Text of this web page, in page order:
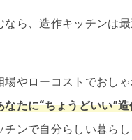
ら、造作キッチンは
やローコストでおし
なたに“ちょうどいい”
ンで自分らしい暮らし